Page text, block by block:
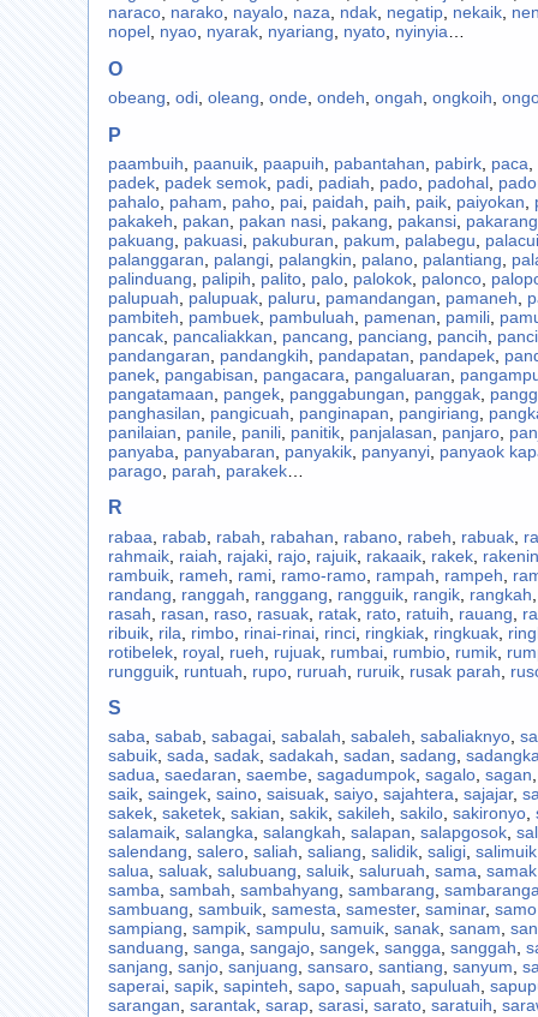
naraco, narako, nayalo, naza, ndak, negatip, nekaik,
nopel, nyao, nyarak, nyariang, nyato, nyinyia…
O
obeang odi, oleang onde, ondeh ongah ongkoih
P
paambuih paanuik, paapuih pabantahan pabirk, paca
padek, padek semok, padi, padiah pado, padohal,
pahalo, paham paho, pai, paidah paih paik, paiyokan
pakakeh
pakan pakan nasi, pakang pakansi,
pakuang
pakuasi, pakuburan pakum palabegu
palanggaran
palangi, palangkin palano, palantiang
palinduang
palipih palito, palo, palokok, palonco,
palupuah
palupuak, paluru pamandangan pamaneh
pambiteh
pambuek, pambuluah pamenan pamili,
pancak, pancaliakkan pancang panciang pancih
pandangaran
pandangkih pandapatan pandapek,
panek, pangabisan pangacara pangaluaran
pangatamaan
pangek, panggabungan panggak,
panghasilan
pangicuah panginapan pangiriang
panilaian
panile, panili, panitik, panjalasan panjaro,
panyaba
panyabaran panyakik, panyanyi, panyaok
parago, parah parakek…
R
rabaa rabab, rabah rabahan rabano, rabeh rabuak,
rahmaik, raiah rajaki, rajo, rajuik, rakaaik, rakek,
rambuik, rameh rami, ramo-ramo, rampah rampeh
randang
ranggah ranggang rangguik, rangik, rangkah
rasah
rasan raso, rasuak, ratak, rato, ratuih rauang
ribuik, rila rimbo, rinai-rinai, rinci, ringkiak, ringkuak,
rotibelek, royal, rueh rujuak, rumbai, rumbio, rumik,
rungguik, runtuah rupo, ruruah ruruik, rusak parah
S
saba, sabab, sabagai, sabalah, sabaleh, sabaliaknyo,
sabuik, sada, sadak, sadakah, sadan, sadang,
sadua, saedaran, saembe, sagadumpok, sagalo, sagan
saik, saingek, saino, saisuak, saiyo, sajahtera, sajajar,
sakek, saketek, sakian, sakik, sakileh, sakilo, sakironyo,
salamaik, salangka, salangkah, salapan, salapgosok,
salendang, salero, saliah, saliang, salidik, saligi, salimuik
salua, saluak, salubuang, saluik, saluruah, sama, samak
samba, sambah, sambahyang, sambarang,
sambuang, sambuik, samesta, samester, saminar, samo
sampiang, sampik, sampulu, samuik, sanak, sanam,
sanduang, sanga, sangajo, sangek, sangga, sanggah,
sanjang, sanjo, sanjuang, sansaro, santiang, sanyum,
saperai, sapik, sapinteh, sapo, sapuah, sapuluah,
sarangan, sarantak, sarap, sarasi, sarato, saratuih,